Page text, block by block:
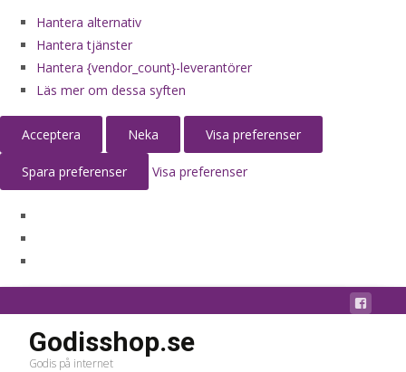
Hantera alternativ
Hantera tjänster
Hantera {vendor_count}-leverantörer
Läs mer om dessa syften
Acceptera Neka Visa preferenser
Spara preferenser Visa preferenser
Godisshop.se
Godis på internet